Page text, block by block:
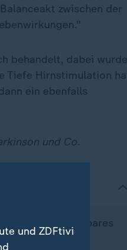
zwischen der
behandelt, dabei
Tiefe Hirnstimulation
ein ebenfalls
und Co.
unkontrollierbares
Gang- und
und ZDFtivi